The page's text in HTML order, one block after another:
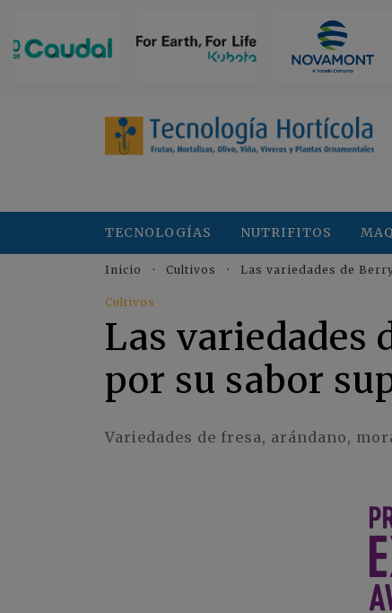
TECNOLOGÍAS NUTRIFITOS
Inicio Cultivos Las variedades de
Cultivos
Las variedades
por su sabor
Variedades de fresa, arándano,